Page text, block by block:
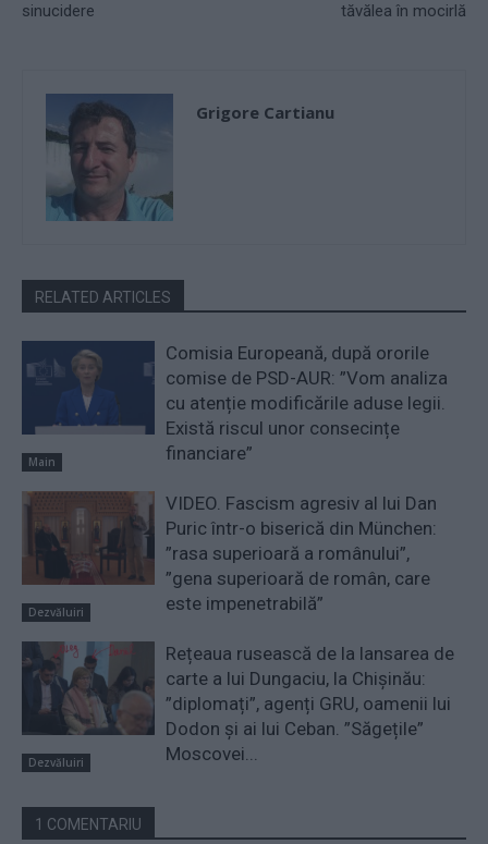
sinucidere
tăvălea în mocirlă
Grigore Cartianu
RELATED ARTICLES
Main
Comisia Europeană, după ororile
comise de PSD-AUR: ”Vom analiza
cu atenție modificările aduse legii.
Există riscul unor consecințe
financiare”
Dezvăluiri
VIDEO. Fascism agresiv al lui Dan
Puric într-o biserică din München:
”rasa superioară a românului”,
”gena superioară de român, care
este impenetrabilă”
Dezvăluiri
Rețeaua rusească de la lansarea de
carte a lui Dungaciu, la Chișinău:
”diplomați”, agenți GRU, oamenii lui
Dodon și ai lui Ceban. ”Săgețile”
Moscovei...
1 COMENTARIU